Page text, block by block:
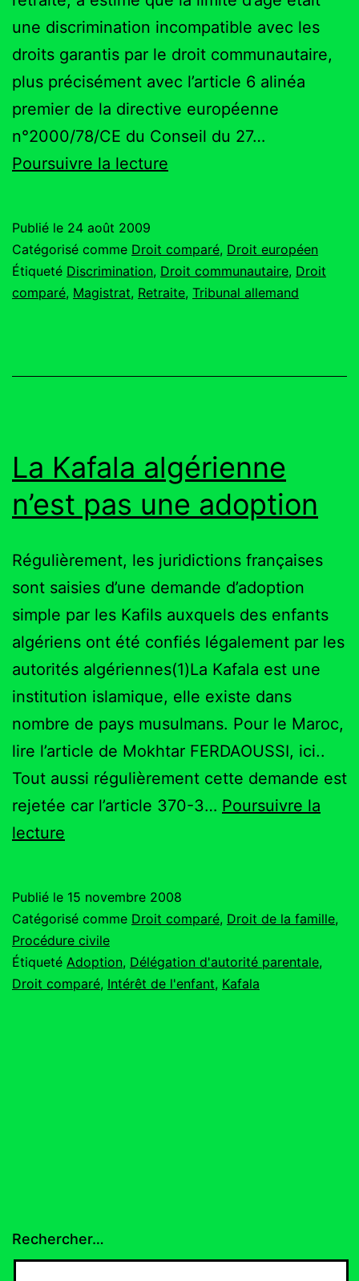
une discrimination incompatible avec les
droits garantis par le droit communautaire,
plus précisément avec l’article 6 alinéa
premier de la directive européenne
n°2000/78/CE du Conseil du 27…
Poursuivre la lecture
des
fonctionnaires:
une
avec
communautaire?
Publié le 24 août 2009
Catégorisé comme Droit comparé, Droit européen
Étiqueté Discrimination, Droit communautaire, Droit
comparé, Magistrat, Retraite, Tribunal allemand
La Kafala algérienne
n’est pas une adoption
Régulièrement, les juridictions françaises
sont saisies d’une demande d’adoption
simple par les Kafils auxquels des enfants
algériens ont été confiés légalement par les
autorités algériennes(1)La Kafala est une
institution islamique, elle existe dans
nombre de pays musulmans. Pour le Maroc,
lire l’article de Mokhtar FERDAOUSSI, ici..
Tout aussi régulièrement cette demande est
rejetée car l’article 370-3… Poursuivre la
lecture
n’est
pas
une
adoption
Publié le 15 novembre 2008
Catégorisé comme Droit comparé, Droit de la famille,
Procédure civile
Étiqueté Adoption, Délégation d'autorité parentale,
Droit comparé, Intérêt de l'enfant, Kafala
Rechercher…